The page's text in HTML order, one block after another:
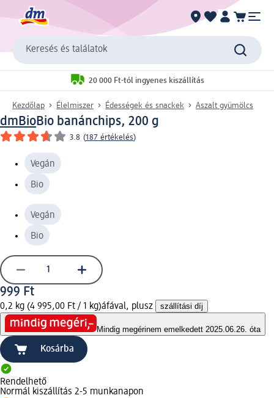
Keresés és találatok
20 000 Ft-tól ingyenes kiszállítás
Kezdőlap Élelmiszer Édességek és snackek Aszalt gyümölcs
dmBioBio banánchips, 200 g
3.8 (187 értékelés)
Vegán
Bio
Vegán
Bio
999 Ft
0,2 kg (4 995,00 Ft / 1 kg)áfával, plusz szállítási díj
Mindig megérinem emelkedett 2025.06.26. óta
Kosárba
Rendelhető
Normál kiszállítás 2-5 munkanapon